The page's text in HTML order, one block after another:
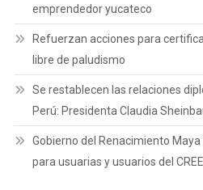
emprendedor yucateco
Refuerzan acciones para
libre de paludismo
Se restablecen las relaciones
Perú: Presidenta Claudia
Gobierno del Renacimiento
para usuarias y usuarios del CREE